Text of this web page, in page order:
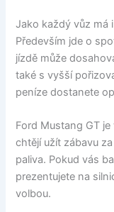
Jako každý vůz má
Především jde o
jízdě může
také s vyšší
peníze dostanete
Ford Mustang GT
chtějí užít zábavu
paliva. Pokud vás
prezentujete na
volbou.